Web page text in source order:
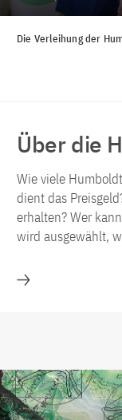
Die Verleihung der
Über die
Wie viele
dient das
erhalten? Wer
wird ausgewählt,